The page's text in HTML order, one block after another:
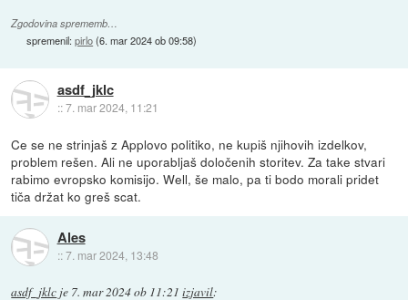
Zgodovina sprememb…
spremenil:pirlo(6. mar 2024 ob 09:58)
asdf_jklc
::7. mar 2024, 11:21
Ce se ne strinjaš z Applovo politiko, ne kupiš njihovih izdelkov,
problem rešen. Ali ne uporabljaš določenih storitev. Za take stvari
rabimo evropsko komisijo. Well, še malo, pa ti bodo morali pridet
tiča držat ko greš scat.
Ales
::7. mar 2024, 13:48
asdf_jklc je 7. mar 2024 ob 11:21 izjavil: